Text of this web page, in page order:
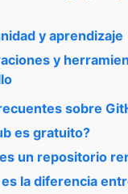
y aprendizaje
y
sobre
es gratuito?
un repositorio
es la diferencia